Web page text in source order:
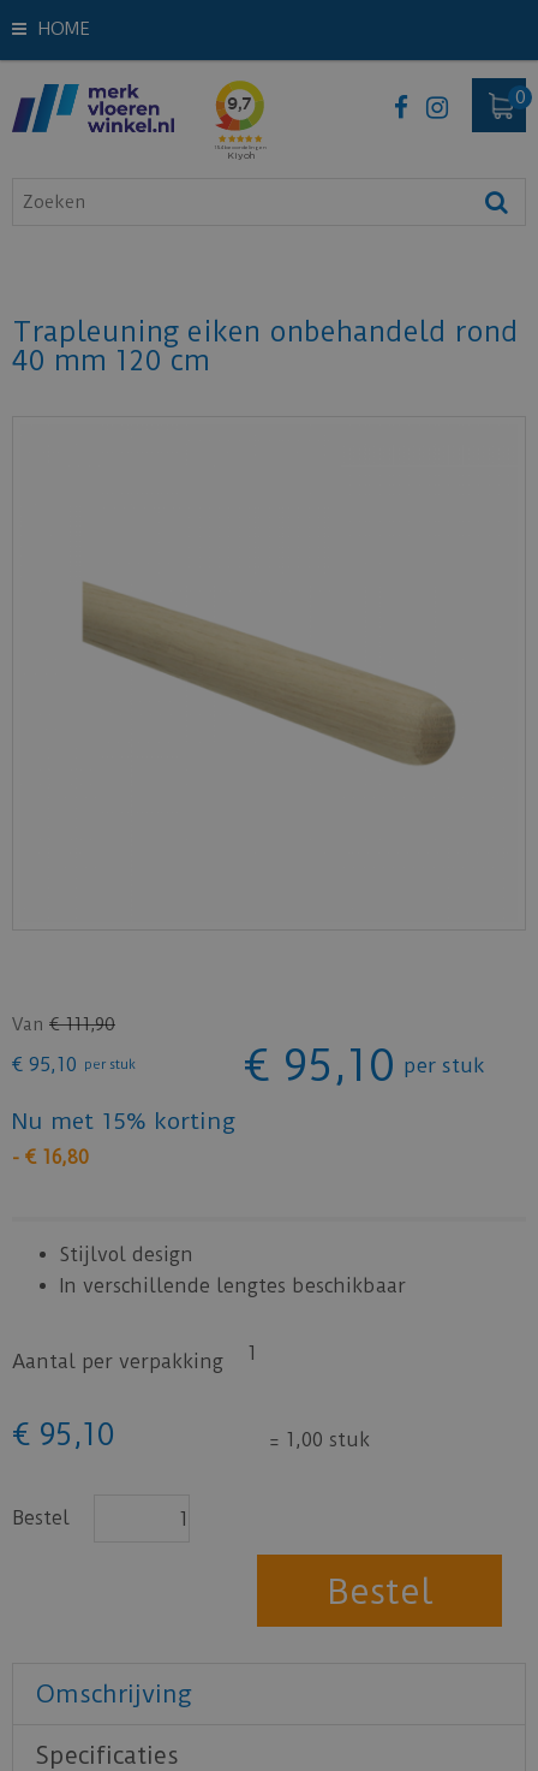
HOME
Trapleuning eiken onbehandeld rond
40 mm 120 cm
Van € 111,90
€ 95,10 per stuk € 95,10 per stuk
Nu met 15% korting
- € 16,80
Stijlvol design
In verschillende lengtes beschikbaar
Aantal per verpakking 1
€ 95 ,10 = 1,00 stuk
Bestel
Omschrijving
Specificaties